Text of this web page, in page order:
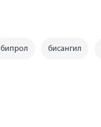
бипрол бисангил